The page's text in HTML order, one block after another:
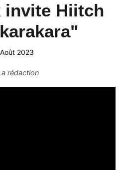
invite Hiitch
2023
rédaction